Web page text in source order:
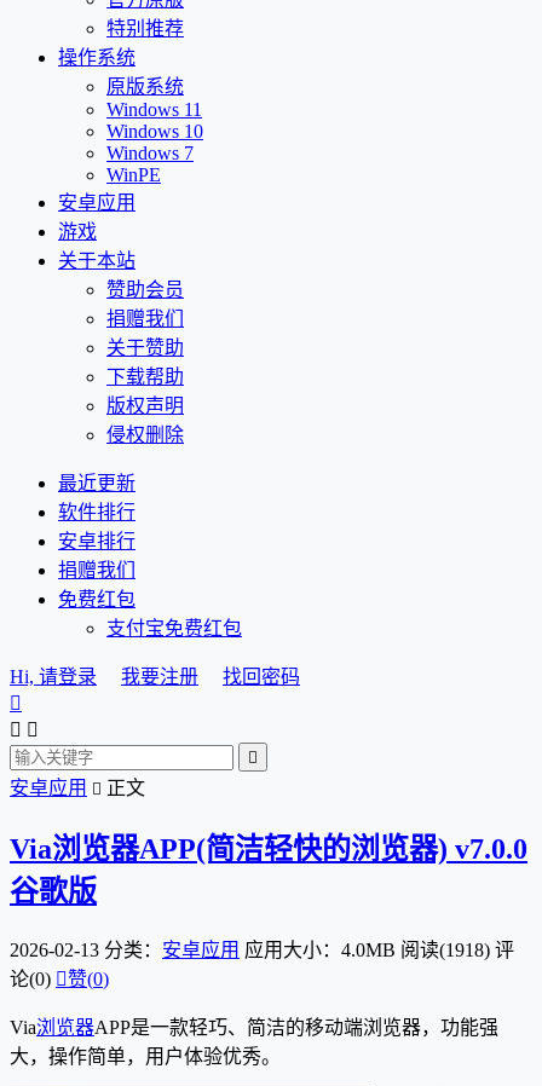
特别推荐
操作系统
原版系统
Windows 11
Windows 10
Windows 7
WinPE
安卓应用
游戏
关于本站
赞助会员
捐赠我们
关于赞助
下载帮助
版权声明
侵权删除
最近更新
软件排行
安卓排行
捐赠我们
免费红包
支付宝免费红包
Hi, 请登录 我要注册
找回密码

 

安卓应用  正文
Via浏览器APP(简洁轻快的浏览器) v7.0.0
谷歌版
2026-02-13 分类： 安卓应用 应用大小：4.0MB 阅读(1918) 评
论(0) 赞(0)
Via浏览器APP是一款轻巧、简洁的移动端浏览器，功能强
大，操作简单，用户体验优秀。